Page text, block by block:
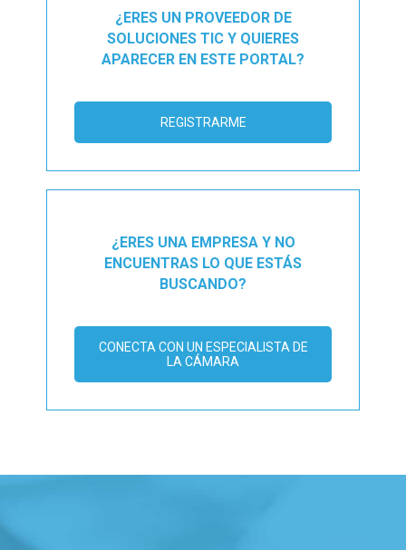
¿ERES UN PROVEEDOR DE
SOLUCIONES TIC Y QUIERES
APARECER EN ESTE PORTAL?
REGISTRARME
¿ERES UNA EMPRESA Y NO
ENCUENTRAS LO QUE ESTÁS
BUSCANDO?
CONECTA CON UN ESPECIALISTA DE
LA CÁMARA